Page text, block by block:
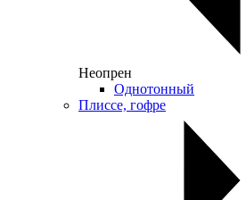
Неопрен
Однотонный
Плиссе, гофре